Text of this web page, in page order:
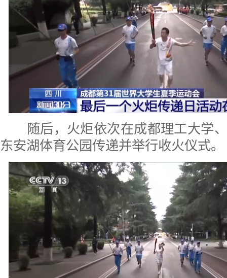
随后，火炬依次在成都理工大学、
东安湖体育公园传递并举行收火仪式。